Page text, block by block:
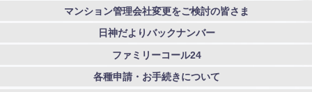
マンション管理会社変更をご検討の皆さま
日神だよりバックナンバー
ファミリーコール24
各種申請・お手続きについて